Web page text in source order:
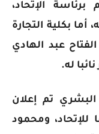
الإتحاد،
بكلية التجارة
عبد الهادي
له.
تم إعلان
ومحمود